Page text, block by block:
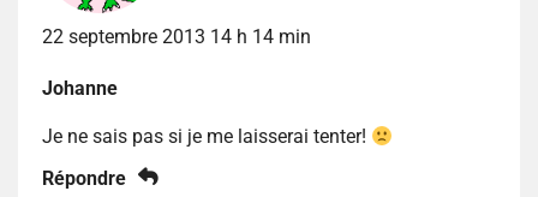
22 septembre 2013 14 h 14 min
Johanne
Je ne sais pas si je me laisserai tenter!
Répondre